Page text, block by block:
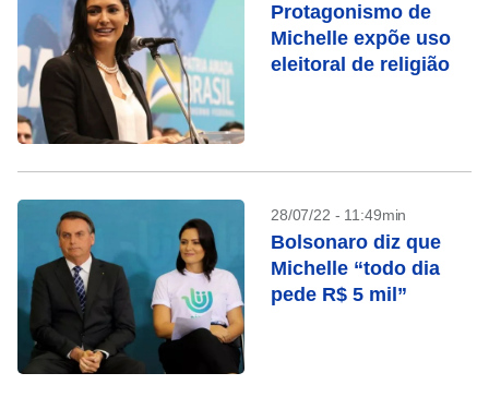
Protagonismo de
Michelle expõe uso
eleitoral de religião
28/07/22 - 11:49min
Bolsonaro diz que
Michelle “todo dia
pede R$ 5 mil”